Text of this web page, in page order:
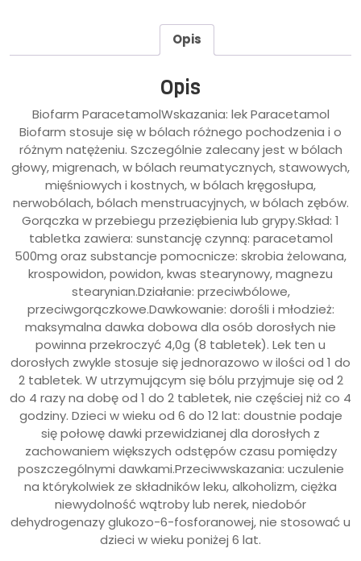
Opis
Opis
Biofarm ParacetamolWskazania: lek Paracetamol
Biofarm stosuje się w bólach różnego pochodzenia i o
różnym natężeniu. Szczególnie zalecany jest w bólach
głowy, migrenach, w bólach reumatycznych, stawowych,
mięśniowych i kostnych, w bólach kręgosłupa,
nerwobólach, bólach menstruacyjnych, w bólach zębów.
Gorączka w przebiegu przeziębienia lub grypy.Skład: 1
tabletka zawiera: sunstancję czynną: paracetamol
500mg oraz substancje pomocnicze: skrobia żelowana,
krospowidon, powidon, kwas stearynowy, magnezu
stearynian.Działanie: przeciwbólowe,
przeciwgorączkowe.Dawkowanie: dorośli i młodzież:
maksymalna dawka dobowa dla osób dorosłych nie
powinna przekroczyć 4,0g (8 tabletek). Lek ten u
dorosłych zwykle stosuje się jednorazowo w ilości od 1 do
2 tabletek. W utrzymującym się bólu przyjmuje się od 2
do 4 razy na dobę od 1 do 2 tabletek, nie częściej niż co 4
godziny. Dzieci w wieku od 6 do 12 lat: doustnie podaje
się połowę dawki przewidzianej dla dorosłych z
zachowaniem większych odstępów czasu pomiędzy
poszczególnymi dawkami.Przeciwwskazania: uczulenie
na którykolwiek ze składników leku, alkoholizm, ciężka
niewydolność wątroby lub nerek, niedobór
dehydrogenazy glukozo-6-fosforanowej, nie stosować u
dzieci w wieku poniżej 6 lat.